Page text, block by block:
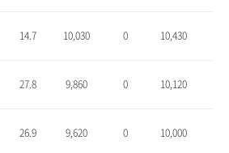
14.7 10,030 0 10,430
27.8 9,860 0 10,120
26.9 9,620 0 10,000